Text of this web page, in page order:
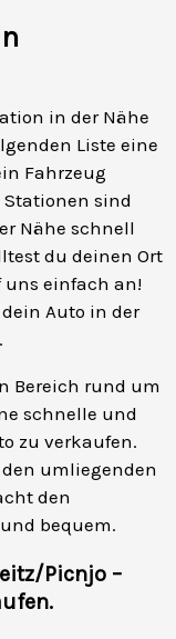
in der Nähe
Liste eine
Fahrzeug
sind
Nähe schnell
du deinen Ort
einfach an!
Auto in der
Bereich rund um
schnelle und
zu verkaufen.
umliegenden
den
bequem.
Picnjo –
.